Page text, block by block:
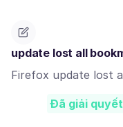
update lost all
Firefox update lost
Đã giải quyết